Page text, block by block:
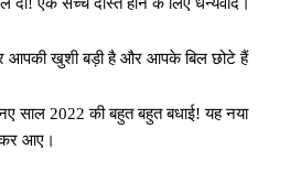
आपकी खुशी बड़ी है और आपके बिल छोटे हैं
साल 2022 की बहुत बहुत बधाई! यह नया
आए।